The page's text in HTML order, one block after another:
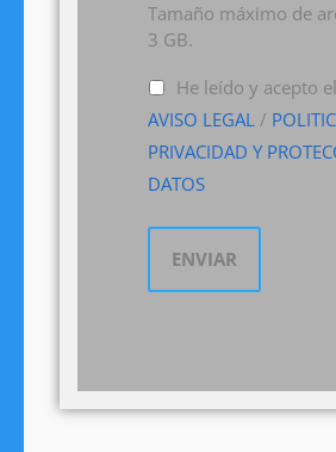
Tamaño máximo de
3 GB.
He leído y acepto el
AVISO LEGAL /
PRIVACIDAD Y
DATOS